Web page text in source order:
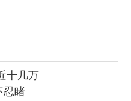
十几万
忍睹